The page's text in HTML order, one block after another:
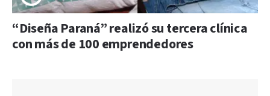
“Diseña Paraná” realizó su tercera clínica
con más de 100 emprendedores